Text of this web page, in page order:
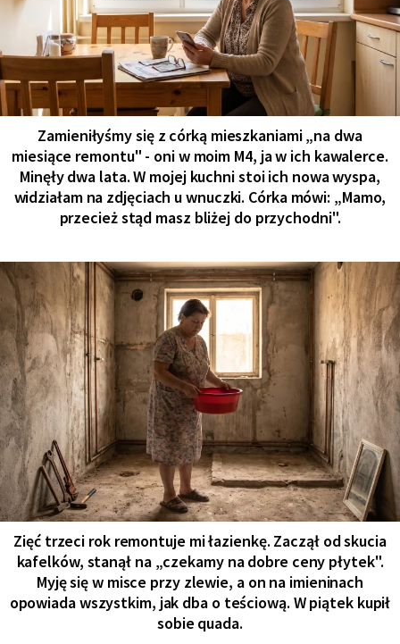
Zamieniłyśmy się z córką mieszkaniami „na dwa
miesiące remontu" - oni w moim M4, ja w ich kawalerce.
Minęły dwa lata. W mojej kuchni stoi ich nowa wyspa,
widziałam na zdjęciach u wnuczki. Córka mówi: „Mamo,
przecież stąd masz bliżej do przychodni".
Zięć trzeci rok remontuje mi łazienkę. Zaczął od skucia
kafelków, stanął na „czekamy na dobre ceny płytek".
Myję się w misce przy zlewie, a on na imieninach
opowiada wszystkim, jak dba o teściową. W piątek kupił
sobie quada.